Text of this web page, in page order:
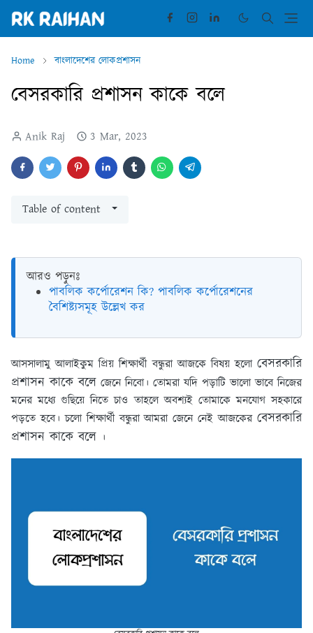
Home বাংলাদেশের লোকপ্রশাসন
বেসরকারি প্রশাসন কাকে বলে
Anik Raj 3 Mar, 2023
Table of content
আরও পড়ুনঃ
পাবলিক কর্পোরেশন কি? পাবলিক কর্পোরেশনের
বৈশিষ্ট্যসমূহ উল্লেখ কর
আসসালামু আলাইকুম প্রিয় শিক্ষার্থী বন্ধুরা আজকে বিষয় হলো বেসরকারি
প্রশাসন কাকে বলে জেনে নিবো। তোমরা যদি পড়াটি ভালো ভাবে নিজের
মনের মধ্যে গুছিয়ে নিতে চাও তাহলে অবশ্যই তোমাকে মনযোগ সহকারে
পড়তে হবে। চলো শিক্ষার্থী বন্ধুরা আমরা জেনে নেই আজকের বেসরকারি
প্রশাসন কাকে বলে ।